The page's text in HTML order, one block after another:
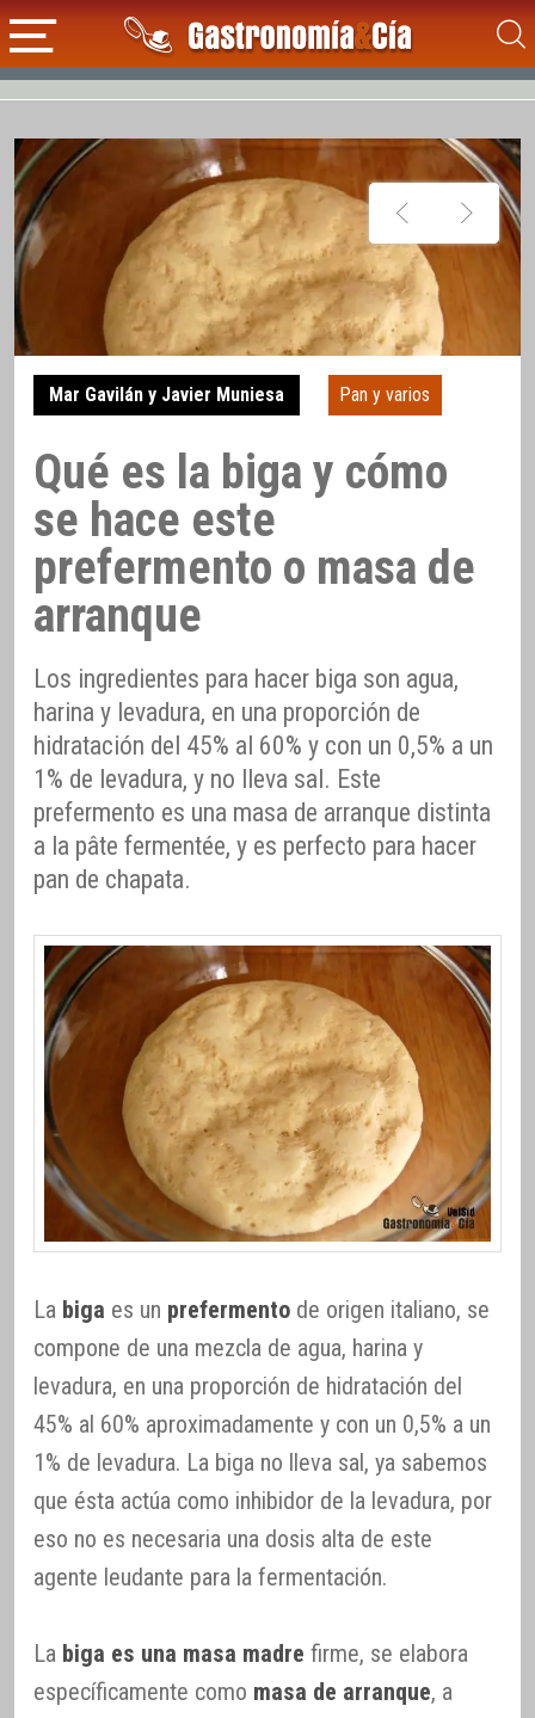
Mar Gavilán y Javier Muniesa Pan y varios
Qué es la biga y cómo
se hace este
prefermento o masa de
arranque
Los ingredientes para hacer biga son agua,
harina y levadura, en una proporción de
hidratación del 45% al 60% y con un 0,5% a un
1% de levadura, y no lleva sal. Este
prefermento es una masa de arranque distinta
a la pâte fermentée, y es perfecto para hacer
pan de chapata.
La biga es un prefermento de origen italiano, se
compone de una mezcla de agua, harina y
levadura, en una proporción de hidratación del
45% al 60% aproximadamente y con un 0,5% a un
1% de levadura. La biga no lleva sal, ya sabemos
que ésta actúa como inhibidor de la levadura, por
eso no es necesaria una dosis alta de este
agente leudante para la fermentación.
La biga es una masa madre firme, se elabora
específicamente como masa de arranque, a